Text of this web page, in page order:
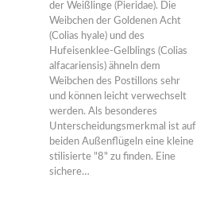
der Weißlinge (Pieridae). Die
Weibchen der Goldenen Acht
(Colias hyale) und des
Hufeisenklee-Gelblings (Colias
alfacariensis) ähneln dem
Weibchen des Postillons sehr
und können leicht verwechselt
werden. Als besonderes
Unterscheidungsmerkmal ist auf
beiden Außenflügeln eine kleine
stilisierte "8" zu finden. Eine
sichere…